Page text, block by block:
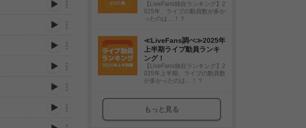
【LiveFans独自ランキング】2
025年、ライブの動員数が多か
ったのは…！？
≪LiveFans調べ≫2025年
上半期ライブ動員ランキ
ング！
【LiveFans独自ランキング】2
025年上半期、ライブの動員数
が多かったのは…！？
もっと見る